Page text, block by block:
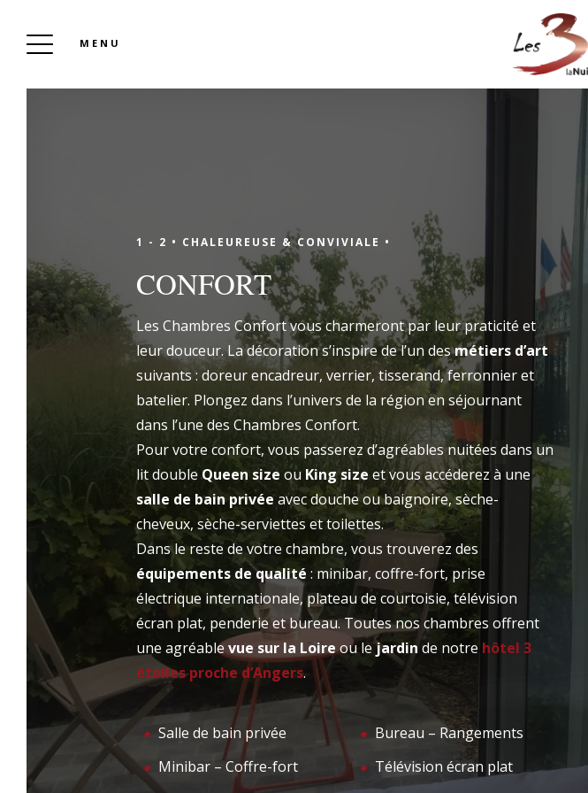
MENU
ACCUEIL LA NUIT
Réserver
"Les 3 Lieux" est un établissement
rassemblant trois activités : La Nuit, La Table
et Le Bistrot. Que vous nous rendiez visite
pour des vacances en famille ou des week-
ends romantiques, des événements
professionnels ou des soirées-étapes, une
halte gourmande ou un repas d’affaires, tout
a été pensé pour votre confort.
réserver l'hôtel
1 - 2 • CHALEUREUSE & CONVIVIALE •
CONFORT
Les Chambres Confort vous charmeront par leur praticité et
leur douceur. La décoration s’inspire de l’un desmétiers d’art
suivants : doreur encadreur, verrier, tisserand, ferronnier et
batelier. Plongez dans l’univers de la région en séjournant
dans l’une des Chambres Confort.
Pour votre confort, vous passerez d’agréables nuitées dans un
lit doubleQueen sizeou King size et vous accéderez à une
salle de bain privéeavec douche ou baignoire, sèche-
cheveux, sèche-serviettes et toilettes.
Dans le reste de votre chambre, vous trouverez des
équipements de qualité : minibar, coffre-fort, prise
électrique internationale, plateau de courtoisie, télévision
écran plat, penderie et bureau. Toutes nos chambres offrent
une agréablevue sur la Loireou lejardin de notre hôtel 3
étoiles proche d’Angers.
Salle de bain privée
Minibar – Coffre-fort
Bureau – Rangements
Télévision écran plat